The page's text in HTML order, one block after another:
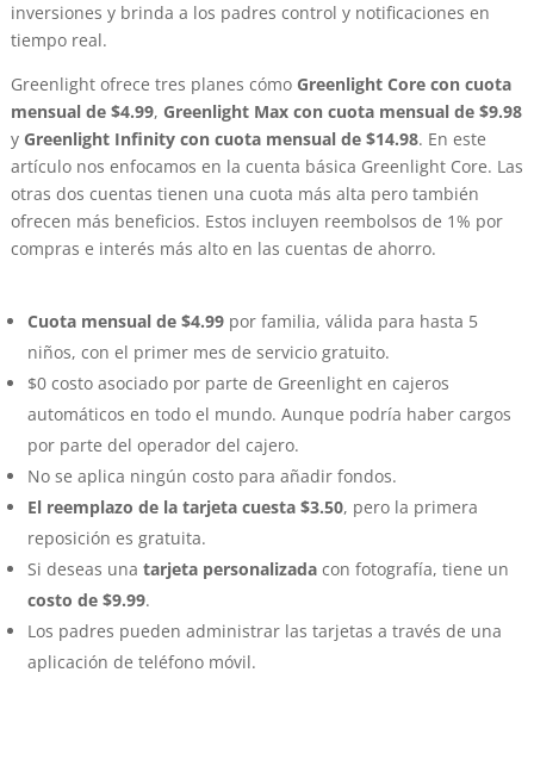
inversiones y brinda a los padres control y notificaciones en
tiempo real.
Greenlight ofrece tres planes cómo Greenlight Core con cuota
mensual de $4.99, Greenlight Max con cuota mensual de $9.98
y Greenlight Infinity con cuota mensual de $14.98. En este
artículo nos enfocamos en la cuenta básica Greenlight Core. Las
otras dos cuentas tienen una cuota más alta pero también
ofrecen más beneficios. Estos incluyen reembolsos de 1% por
compras e interés más alto en las cuentas de ahorro.
Cuota mensual de $4.99por familia, válida para hasta 5
niños, con el primer mes de servicio gratuito.
$0 costo asociado por parte de Greenlight en cajeros
automáticos en todo el mundo. Aunque podría haber cargos
por parte del operador del cajero.
No se aplica ningún costo para añadir fondos.
El reemplazo de la tarjeta cuesta $3.50, pero la primera
reposición es gratuita.
Si deseas una tarjeta personalizadacon fotografía, tiene un
costo de $9.99.
Los padres pueden administrar las tarjetas a través de una
aplicación de teléfono móvil.